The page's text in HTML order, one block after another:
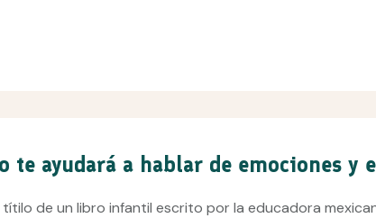
ayudará a hablar de emociones y
títilo de un libro infantil escrito por la educadora